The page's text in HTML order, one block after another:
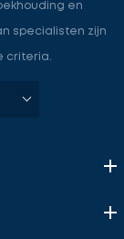
en
specialisten zijn
criteria.